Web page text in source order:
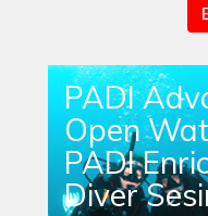
PADI
Open
PADI
Diver